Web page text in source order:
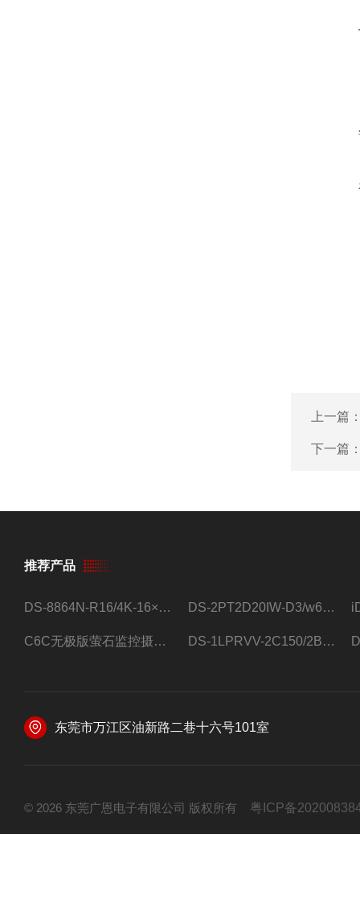
上一篇
下一篇
推荐产品
DS-8864N-R16/4K-16×4T/希捷16盘位录像机 DS-2PT2D20IW-D3/w64路高清硬盘录像机
C6C无极版萤石监控摄像头 DS-1LPRVV-2C150/2B监控室外夜视高清电源线护套线200米/卷
东莞市万江区油新路二巷十六号101室
© 2026 东莞广恩电子有限公司 版权所有 粤ICP备